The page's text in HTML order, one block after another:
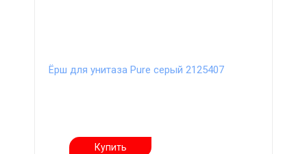
Ёрш для унитаза Pure серый 2125407
Купить